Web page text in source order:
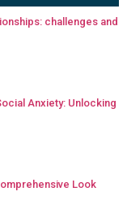
challenges and
Anxiety: Unlocking
Look